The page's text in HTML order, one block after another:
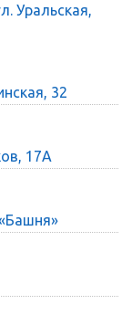
Уральская,
32
17А